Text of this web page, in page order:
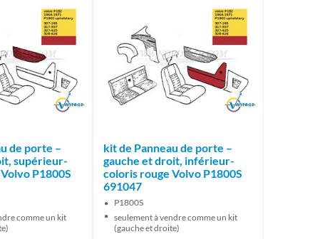
Brand
de porte –
supérieur-
P1800S
comme un kit
Brand
kit de Panneau de porte –
gauche et droit, inférieur-
coloris rouge Volvo P1800S
691047
P1800S
seulement à vendre comme un kit
(gauche et droite)